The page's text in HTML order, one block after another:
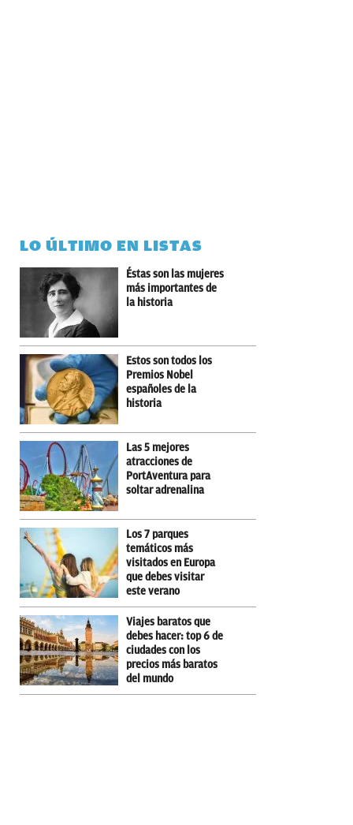
LO ÚLTIMO EN LISTAS
Éstas son las mujeres
más importantes de
la historia
Estos son todos los
Premios Nobel
españoles de la
historia
Las 5 mejores
atracciones de
PortAventura para
soltar adrenalina
Los 7 parques
temáticos más
visitados en Europa
que debes visitar
este verano
Viajes baratos que
debes hacer: top 6 de
ciudades con los
precios más baratos
del mundo